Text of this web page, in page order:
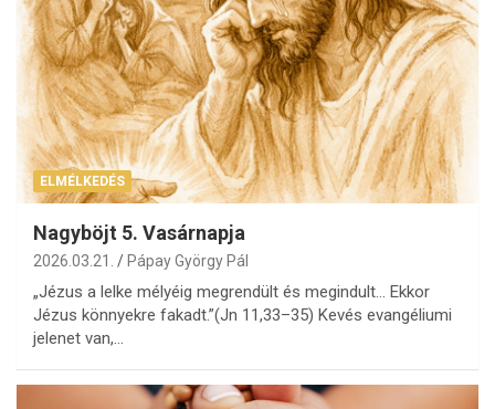
ELMÉLKEDÉS
Nagyböjt 5. Vasárnapja
2026.03.21. Pápay György Pál
„Jézus a lelke mélyéig megrendült és megindult… Ekkor
Jézus könnyekre fakadt.”(Jn 11,33–35) Kevés evangéliumi
jelenet van,…